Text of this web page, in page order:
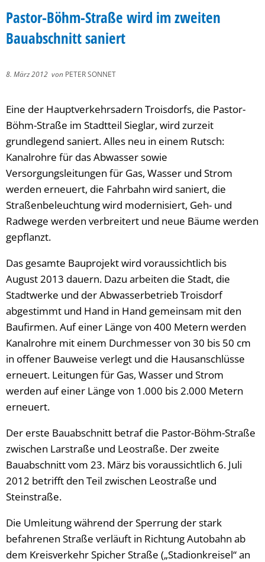
Pastor-Böhm-Straße wird im zweiten
Bauabschnitt saniert
8. März 2012 von PETER SONNET
Eine der Hauptverkehrsadern Troisdorfs, die Pastor-
Böhm-Straße im Stadtteil Sieglar, wird zurzeit
grundlegend saniert. Alles neu in einem Rutsch:
Kanalrohre für das Abwasser sowie
Versorgungsleitungen für Gas, Wasser und Strom
werden erneuert, die Fahrbahn wird saniert, die
Straßenbeleuchtung wird modernisiert, Geh- und
Radwege werden verbreitert und neue Bäume werden
gepflanzt.
Das gesamte Bauprojekt wird voraussichtlich bis
August 2013 dauern. Dazu arbeiten die Stadt, die
Stadtwerke und der Abwasserbetrieb Troisdorf
abgestimmt und Hand in Hand gemeinsam mit den
Baufirmen. Auf einer Länge von 400 Metern werden
Kanalrohre mit einem Durchmesser von 30 bis 50 cm
in offener Bauweise verlegt und die Hausanschlüsse
erneuert. Leitungen für Gas, Wasser und Strom
werden auf einer Länge von 1.000 bis 2.000 Metern
erneuert.
Der erste Bauabschnitt betraf die Pastor-Böhm-Straße
zwischen Larstraße und Leostraße. Der zweite
Bauabschnitt vom 23. März bis voraussichtlich 6. Juli
2012 betrifft den Teil zwischen Leostraße und
Steinstraße.
Die Umleitung während der Sperrung der stark
befahrenen Straße verläuft in Richtung Autobahn ab
dem Kreisverkehr Spicher Straße („Stadionkreisel“ an